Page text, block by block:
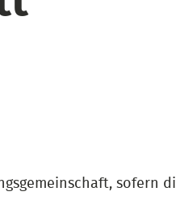
sofern